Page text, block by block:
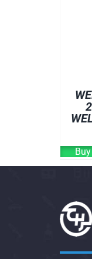
Buy